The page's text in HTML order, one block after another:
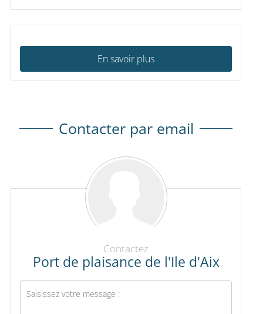
En savoir plus
Contacter par email
Contactez
Port de plaisance de l'Ile d'Aix